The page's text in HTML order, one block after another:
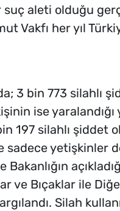
suç aleti olduğu
Vakfı her yıl
3 bin 773 silahlı
ise yaralandığı
197 silahlı şiddet
sadece yetişkinler
ve Bıçaklar ile
Silah